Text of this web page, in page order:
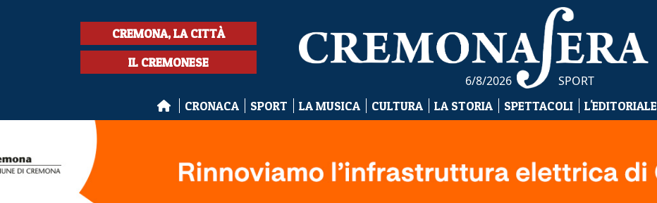
CREMONA, LA CITTÀ
IL CREMONESE
6/8/2026 SPORT
CRONACA SPORT LA MUSICA CULTURA LA STORIA SPETTACOLI L'EDITORIALE